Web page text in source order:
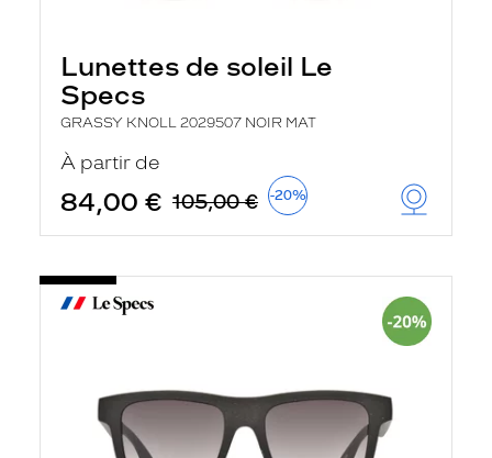
Lunettes de soleil Le
Specs
GRASSY KNOLL 2029507 NOIR MAT
À partir de
84,00 € 105,00 € -20%